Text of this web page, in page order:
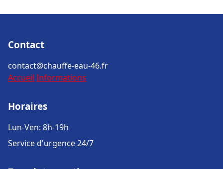
Contact
contact@chauffe-eau-46.fr
Accueil Informations
Horaires
Lun-Ven: 8h-19h
Service d'urgence 24/7